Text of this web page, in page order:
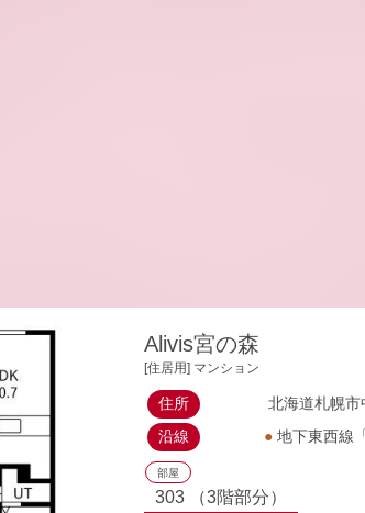
Alivis宮の森
[住居用] マンション
住所
北海道札幌
沿線
● 地下東西線
部屋
303 （3階部分）